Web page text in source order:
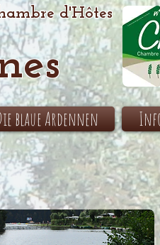
d'Hôtes
blaue Ardennen